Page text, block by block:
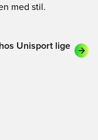
med stil.
Unisport lige